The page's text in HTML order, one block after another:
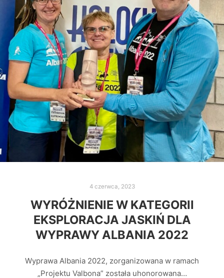
4 czerwca, 2023
WYRÓŻNIENIE W KATEGORII
EKSPLORACJA JASKIŃ DLA
WYPRAWY ALBANIA 2022
Wyprawa Albania 2022, zorganizowana w ramach
„Projektu Valbona” została uhonorowana…